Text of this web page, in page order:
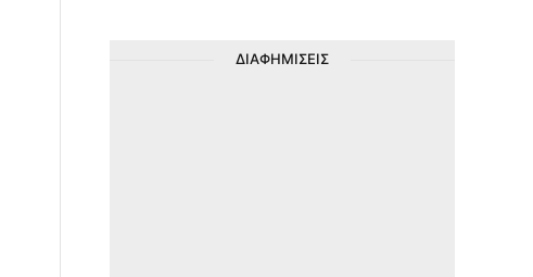
ΔΙΑΦΗΜΙΣΕΙΣ